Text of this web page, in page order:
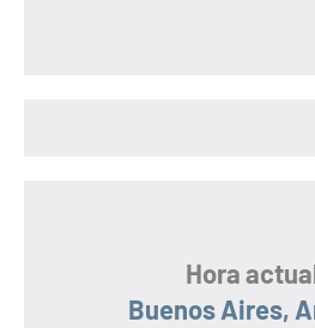
Hora
Buenos Aires,